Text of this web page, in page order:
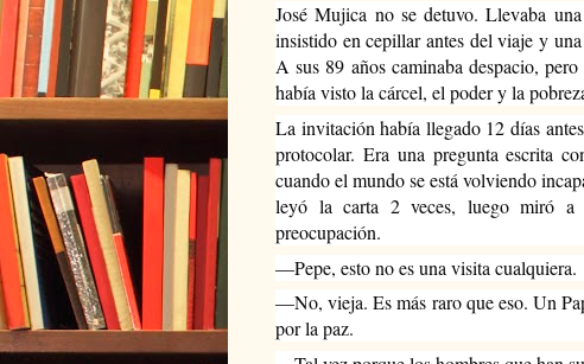
José Mujica no se detuvo. Llevaba
insistido en cepillar antes del viaje y
A sus 89 años caminaba despacio,
había visto la cárcel, el poder y la
La invitación había llegado 12 días
protocolar. Era una pregunta escrita
cuando el mundo se está volviendo
leyó la carta 2 veces, luego miró
preocupación.
—Pepe, esto no es una visita cualquiera.
—No, vieja. Es más raro que eso. Un
por la paz.